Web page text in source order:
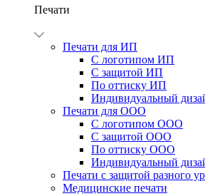
Печати
Печати для ИП
С логотипом ИП
С защитой ИП
По оттиску ИП
Индивидуальный
Печати для ООО
С логотипом ООО
С защитой ООО
По оттиску ООО
Индивидуальный
Печати с защитой разного
Медицинские печати